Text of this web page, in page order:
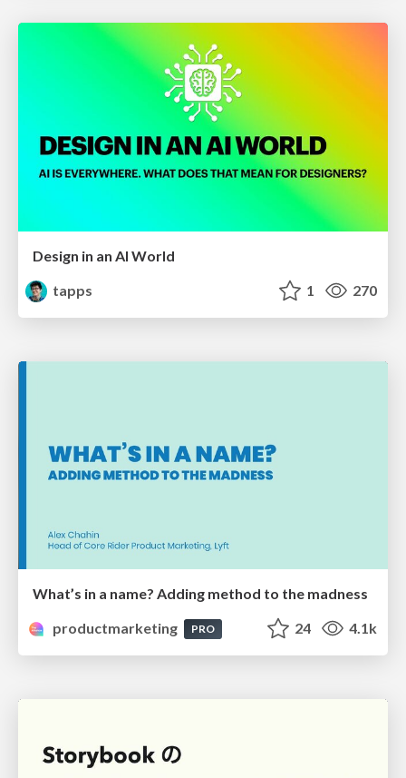
Design in an AI World
tapps
1 270
What’s in a name? Adding method to the madness
productmarketing
PRO 24 4.1k